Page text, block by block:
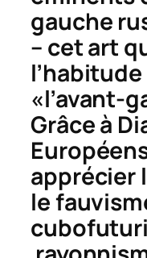
gauche
– cet art
«l’avant-
Grâce à
apprécier
le